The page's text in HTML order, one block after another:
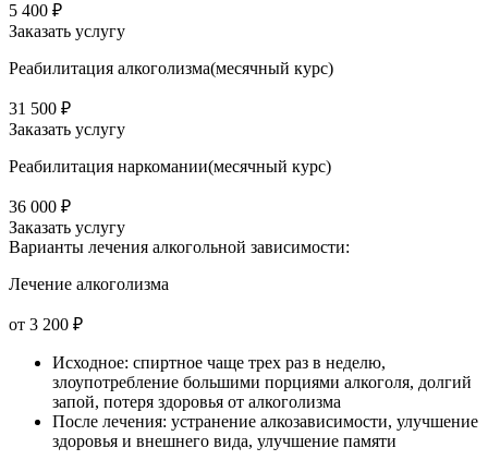
5 400 ₽
Заказать услугу
Реабилитация алкоголизма(месячный курс)
31 500 ₽
Заказать услугу
Реабилитация наркомании(месячный курс)
36 000 ₽
Заказать услугу
Варианты лечения алкогольной зависимости:
Лечение алкоголизма
от 3 200 ₽
Исходное: спиртное чаще трех раз в неделю,
злоупотребление большими порциями алкоголя, долгий
запой, потеря здоровья от алкоголизма
После лечения: устранение алкозависимости, улучшение
здоровья и внешнего вида, улучшение памяти